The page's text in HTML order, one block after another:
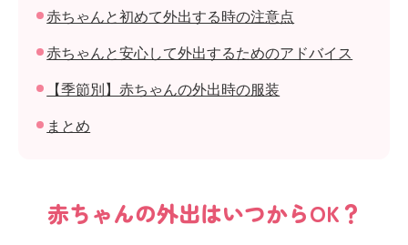
赤ちゃんと初めて外出する時の注意点
赤ちゃんと安心して外出するためのアドバイス
【季節別】赤ちゃんの外出時の服装
まとめ
赤ちゃんの外出はいつからOK？